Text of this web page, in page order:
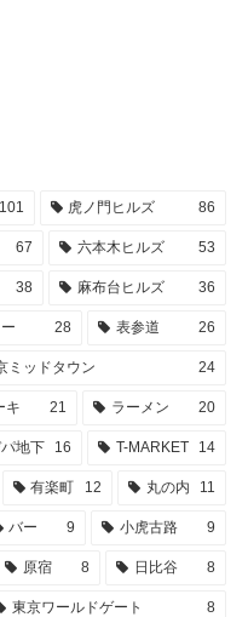
101 虎ノ門ヒルズ 86
67 六本木ヒルズ 53
38 麻布台ヒルズ 36
28 表参道 26
ミッドタウン 24
キ 21 ラーメン 20
地下 16 T-MARKET 14
有楽町 12 丸の内 11
バー 9 小虎古路 9
原宿 8 日比谷 8
東京ワールドゲート 8